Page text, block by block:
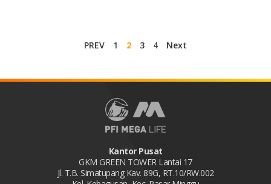
PREV 1 2 3 4 Next
Kantor Pusat
GKM GREEN TOWER Lantai 17
Jl. T.B. Simatupang Kav. 89G, RT.10/RW.002